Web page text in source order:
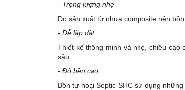
- Trọng lượng nhẹ
Do sản xuất từ nhựa composite nên
- Dễ lắp đặt
Thiết kế thông minh và nhẹ, chiều cao
sâu
- Độ bền cao
Bồn tự hoại Septic SHC sử dụng